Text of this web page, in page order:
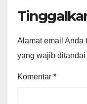
Alamat email Anda
yang wajib ditandai
Komentar *